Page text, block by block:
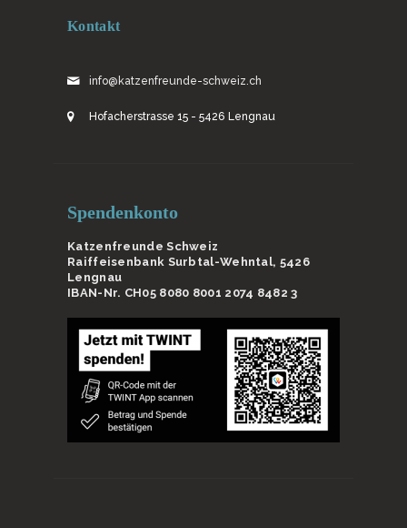
Kontakt
info@katzenfreunde-schweiz.ch
Hofacherstrasse 15 - 5426 Lengnau
Spendenkonto
Katzenfreunde Schweiz
Raiffeisenbank Surbtal-Wehntal, 5426
Lengnau
IBAN-Nr. CH05 8080 8001 2074 8482 3